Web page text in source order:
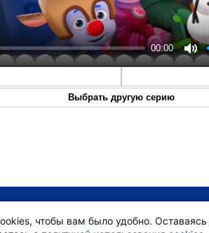
00:00
Выбрать другую серию
чтобы вам было удобно. Оставаясь